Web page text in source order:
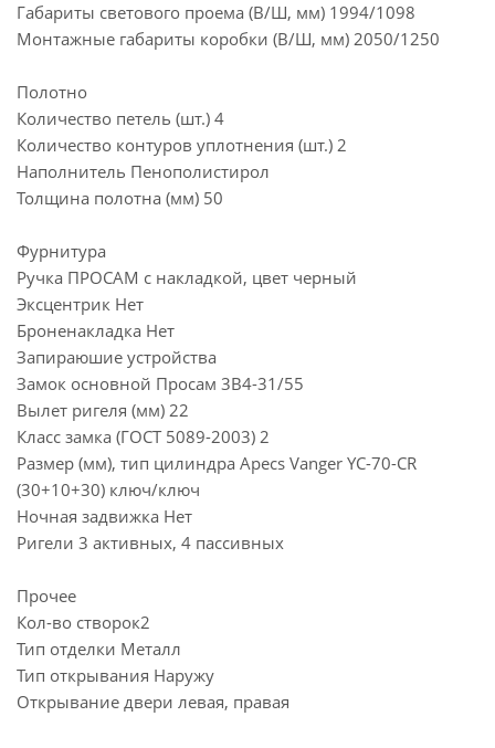
Габариты светового проема (В/Ш, мм) 1994/1098
Монтажные габариты коробки (В/Ш, мм) 2050/1250
Полотно
Количество петель (шт.) 4
Количество контуров уплотнения (шт.) 2
Наполнитель Пенополистирол
Толщина полотна (мм) 50
Фурнитура
Ручка ПРОСАМ с накладкой, цвет черный
Эксцентрик Нет
Броненакладка Нет
Запираюшие устройства
Замок основной Просам 3В4-31/55
Вылет ригеля (мм) 22
Класс замка (ГОСТ 5089-2003) 2
Размер (мм), тип цилиндра Apecs Vanger YC-70-CR
(30+10+30) ключ/ключ
Ночная задвижка Нет
Ригели 3 активных, 4 пассивных
Прочее
Кол-во створок2
Тип отделки Металл
Тип открывания Наружу
Открывание двери левая, правая